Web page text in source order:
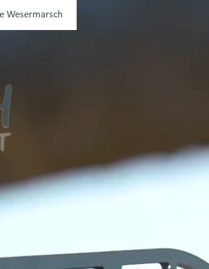
Wesermarsch